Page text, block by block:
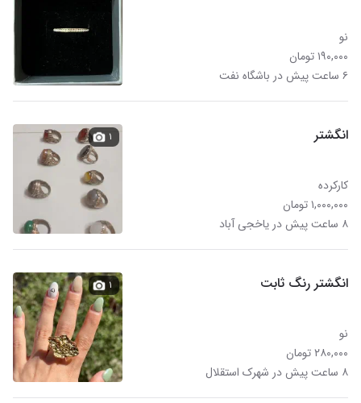
نو
۱۹۰,۰۰۰ تومان
۶ ساعت پیش در باشگاه نفت
انگشتر
کارکرده
۱,۰۰۰,۰۰۰ تومان
۸ ساعت پیش در یاخجی آباد
۱
انگشتر رنگ ثابت
نو
۲۸۰,۰۰۰ تومان
۸ ساعت پیش در شهرک استقلال
۱